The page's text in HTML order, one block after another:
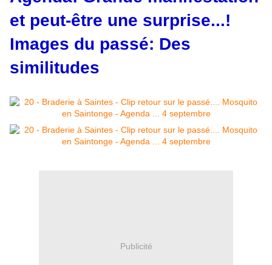
et peut-être une surprise...!
Images du passé: Des
similitudes
Publicité